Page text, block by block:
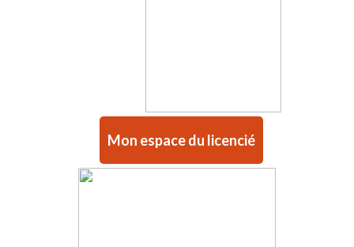
Mon espace du licencié